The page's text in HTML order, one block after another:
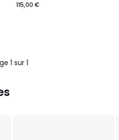
115,00 €
1 sur 1